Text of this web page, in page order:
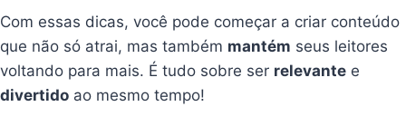
Com essas dicas, você pode começar a criar conteúdo
que não só atrai, mas também mantém seus leitores
voltando para mais. É tudo sobre ser relevante e
divertido ao mesmo tempo!